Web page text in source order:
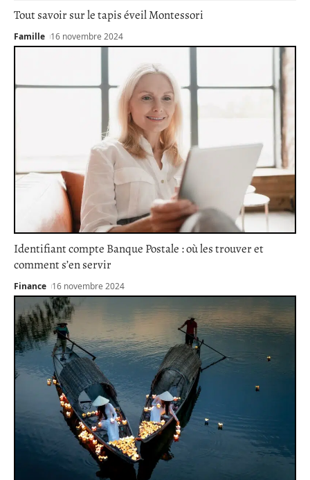
Tout savoir sur le tapis éveil Montessori
Famille 16 novembre 2024
Identifiant compte Banque Postale : où les trouver et
comment s’en servir
Finance 16 novembre 2024